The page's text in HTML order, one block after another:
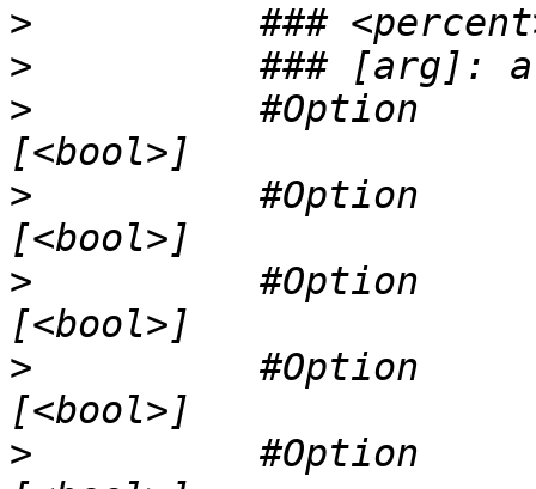
>
>
>
#Option
>
#Option
>
#Option
>
#Option
>
#Option